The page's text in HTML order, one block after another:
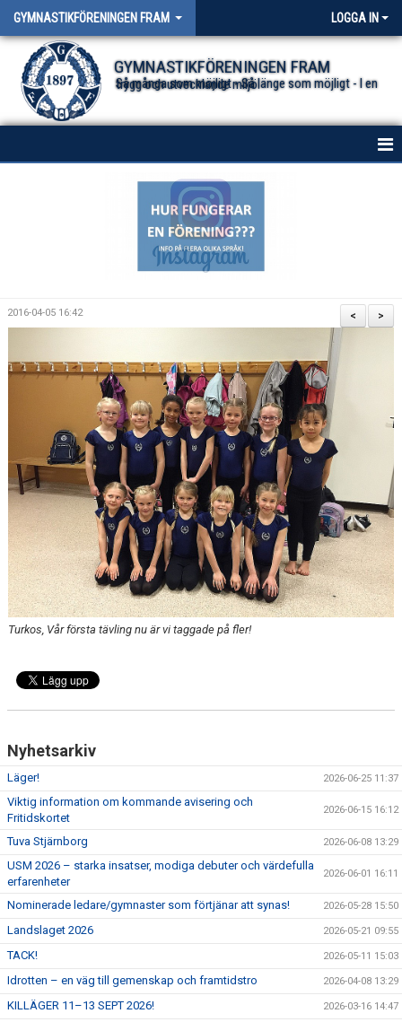
GYMNASTIKFÖRENINGEN FRAM LOGGA IN
GYMNASTIKFÖRENINGEN FRAM
Så många som möjligt - Så länge som möjligt - I en trygg och utvecklande miljö.
NYHETER FÖR ALLA TRUPPER
>
<
2016-04-05 16:42
Turkos, Vår första tävling nu är vi taggade på fler!
Nyhetsarkiv
Läger! 2026-06-25 11:37
Viktig information om kommande avisering och
Fritidskortet
2026-06-15 16:12
Tuva Stjärnborg 2026-06-08 13:29
USM 2026 – starka insatser, modiga debuter och värdefulla
erfarenheter
2026-06-01 16:11
Nominerade ledare/gymnaster som förtjänar att synas! 2026-05-28 15:50
Landslaget 2026 2026-05-21 09:55
TACK! 2026-05-11 15:03
Idrotten – en väg till gemenskap och framtidstro 2026-04-08 13:29
KILLÄGER 11–13 SEPT 2026! 2026-03-16 14:47